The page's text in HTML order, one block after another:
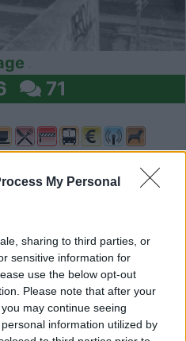
My Personal
sharing to third parties, or
sensitive information for
use the below opt-out
Please note that after your
may continue seeing
information utilized by
71
di Torino, raggiungibile in...